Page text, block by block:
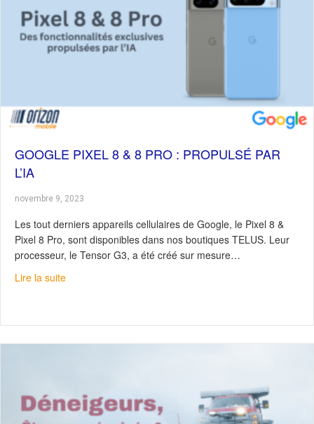
GOOGLE PIXEL 8 & 8 PRO : PROPULSÉ PAR
L’IA
novembre 9, 2023
Les tout derniers appareils cellulaires de Google, le Pixel 8 &
Pixel 8 Pro, sont disponibles dans nos boutiques TELUS. Leur
processeur, le Tensor G3, a été créé sur mesure…
Lire la suiteabout Google Pixel 8 & 8 Pro : Propulsé par l’IA